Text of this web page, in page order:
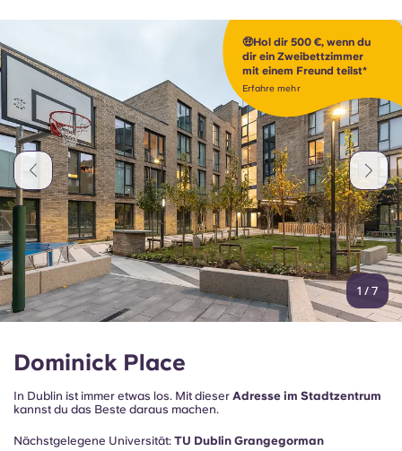
French
Portuguese
🤑Hol dir 500 €, wenn du
dir ein Zweibettzimmer
mit einem Freund teilst*
Erfahre mehr
1 / 7
Dominick Place
In Dublin ist immer etwas los. Mit dieser Adresse im Stadtzentrum
kannst du das Beste daraus machen.
Nächstgelegene Universität: TU Dublin Grangegorman